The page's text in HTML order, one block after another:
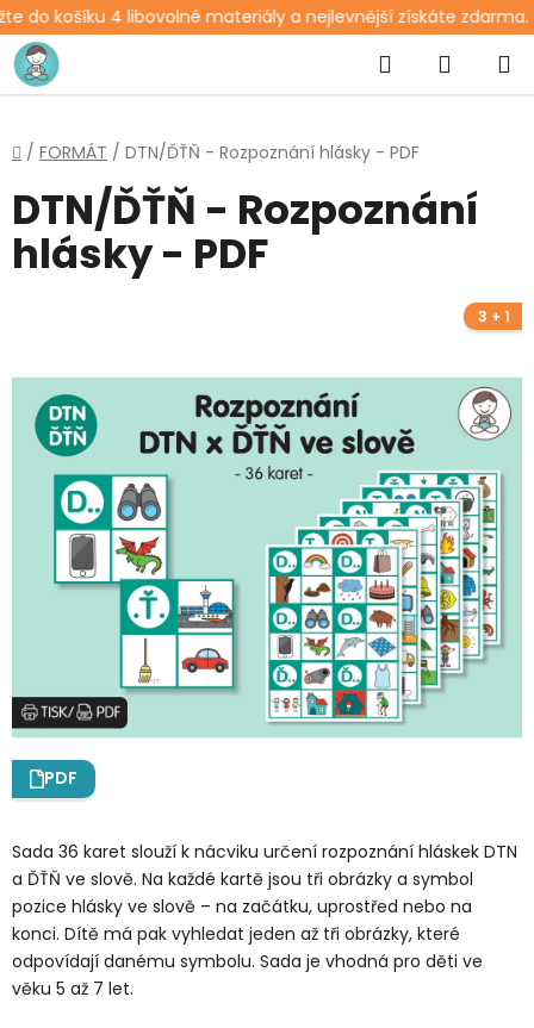
do košíku 4 libovolné materiály a nejlevnější získáte zdarma.
Přejít
na
obsah
Hledat
KOŠÍK
Domů
/ FORMÁT / DTN/ĎŤŇ - Rozpoznání hlásky - PDF
Sada 36 karet slouží k nácviku určení rozpoznání hláskek DTN
a ĎŤŇ ve slově. Na každé kartě jsou tři obrázky a symbol
pozice hlásky ve slově – na začátku, uprostřed nebo na
konci. Dítě má pak vyhledat jeden až tři obrázky, které
odpovídají danému symbolu. Sada je vhodná pro děti ve
věku 5 až 7 let.
DTN/ĎŤŇ - Rozpoznání
hlásky - PDF
3 + 1
PDF